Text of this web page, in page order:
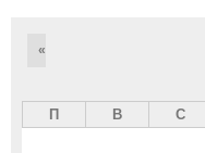
«
П В С